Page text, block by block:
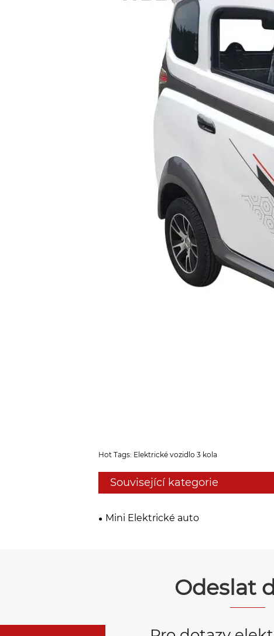
Hot Tags: Elektrické vozidlo 3 kola
Související kategorie
Mini Elektrické auto
Odeslat